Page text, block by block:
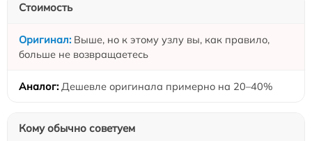
Стоимость
Выше, но к этому узлу вы, как правило,
больше не возвращаетесь
Дешевле оригинала примерно на 20–40%
Кому обычно советуем